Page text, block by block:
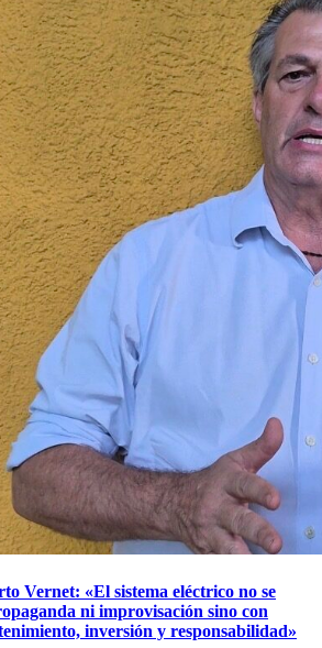
Vernet: «El sistema eléctrico no se
ni improvisación sino con
inversión y responsabilidad»